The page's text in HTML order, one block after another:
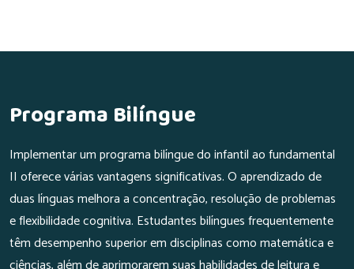
Programa Bilíngue
Implementar um programa bilíngue do infantil ao fundamental
II oferece várias vantagens significativas. O aprendizado de
duas línguas melhora a concentração, resolução de problemas
e flexibilidade cognitiva. Estudantes bilíngues frequentemente
têm desempenho superior em disciplinas como matemática e